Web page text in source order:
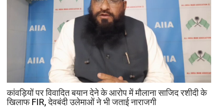
‘राजनीति
करें’
कांवड़ियों पर विवादित बयान देने के आरोप में मौलाना साजिद रशीदी के
खिलाफ FIR, देवबंदी उलेमाओं ने भी जताई नाराजगी